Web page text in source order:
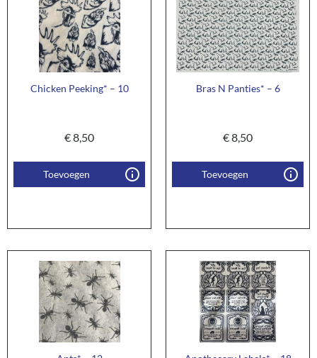
Chicken Peeking* – 10
€8,50
Toevoegen
Bras N Panties* – 6
€8,50
Toevoegen